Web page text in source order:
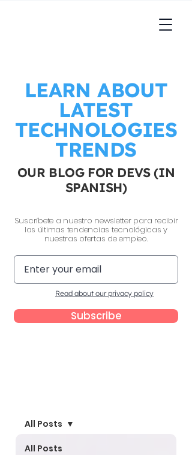
LEARN ABOUT
LATEST
TECHNOLOGIES
TRENDS
OUR BLOG FOR DEVS (IN
SPANISH)
Suscríbete a nuestro newsletter para recibir
las últimas tendencias tecnológicas y
nuestras ofertas de empleo.
Read about our privacy policy
Subscribe
All Posts
All Posts